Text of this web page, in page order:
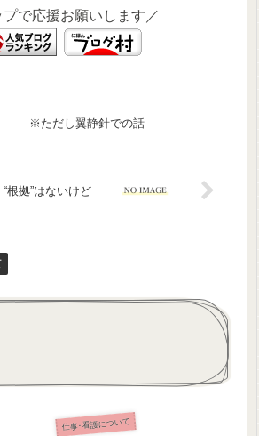
プで応援お願いします／
※ただし翼静針での話
“根拠”はないけど
仕事･看護について